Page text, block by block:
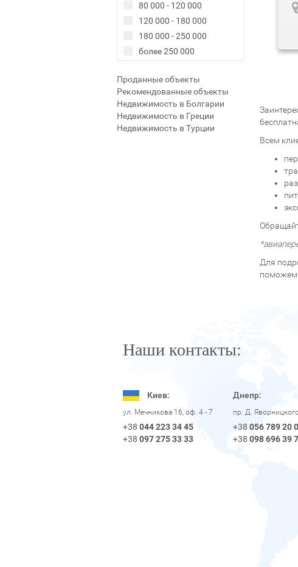
80 000 - 120 000
120 000 - 180 000
180 000 - 250 000
более 250 000
Проданные объекты
Рекомендованные объекты
Недвижимость в Болгарии
Недвижимость в Греции
Недвижимость в Турции
Всем
Для
поможем
Наши контакты:
Киев:
ул. Мечникова 16, оф. 4 - 7
+38 044 223 34 45
+38 097 275 33 33
Днепр:
пр. Д.
+38 056 789 20
+38 098 696 39